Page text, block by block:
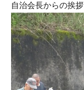
自治会長からの挨拶